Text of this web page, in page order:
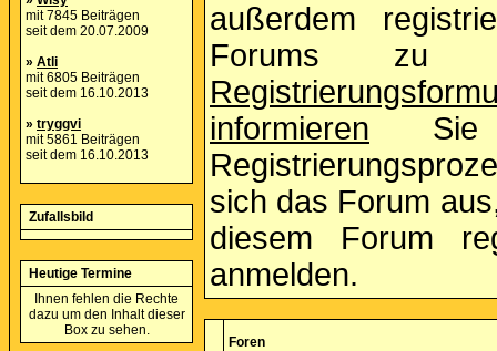
mit 7845 Beiträgen
seit dem 20.07.2009
» Atli
mit 6805 Beiträgen
seit dem 16.10.2013
» tryggvi
mit 5861 Beiträgen
seit dem 16.10.2013
Zufallsbild
Heutige Termine
Ihnen fehlen die Rechte
dazu um den Inhalt dieser
Box zu sehen.
außerdem
Forums zu
informieren Sie
sich das Forum
diesem Forum
anmelden.
Foren